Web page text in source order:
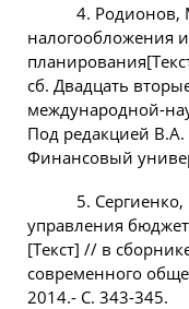
4. Родионов,
налогообложения
сб. Двадцать
международной-
Под редакцией
Финансовый
5.
управления
[Текст] // в
современного
2014.- С. 343-345.